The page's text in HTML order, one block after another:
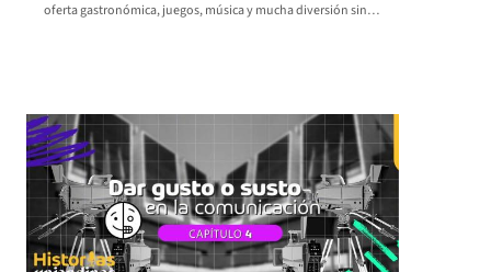
oferta gastronómica, juegos, música y mucha diversión sin